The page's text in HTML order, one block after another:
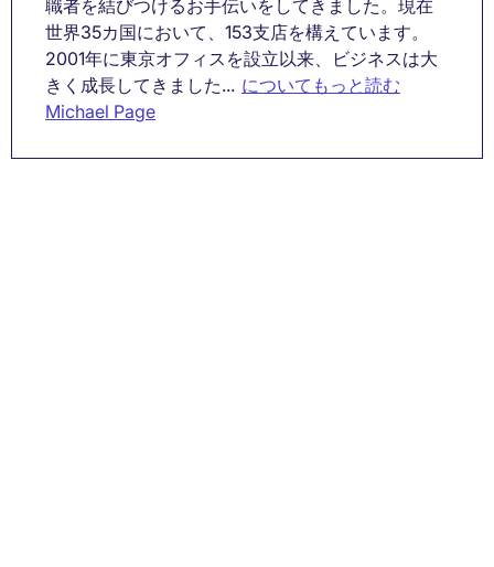
職者を結びつけるお手伝いをしてきました。現在
世界35カ国において、153支店を構えています。
2001年に東京オフィスを設立以来、ビジネスは大
きく成長してきました... についてもっと読む
Michael Page